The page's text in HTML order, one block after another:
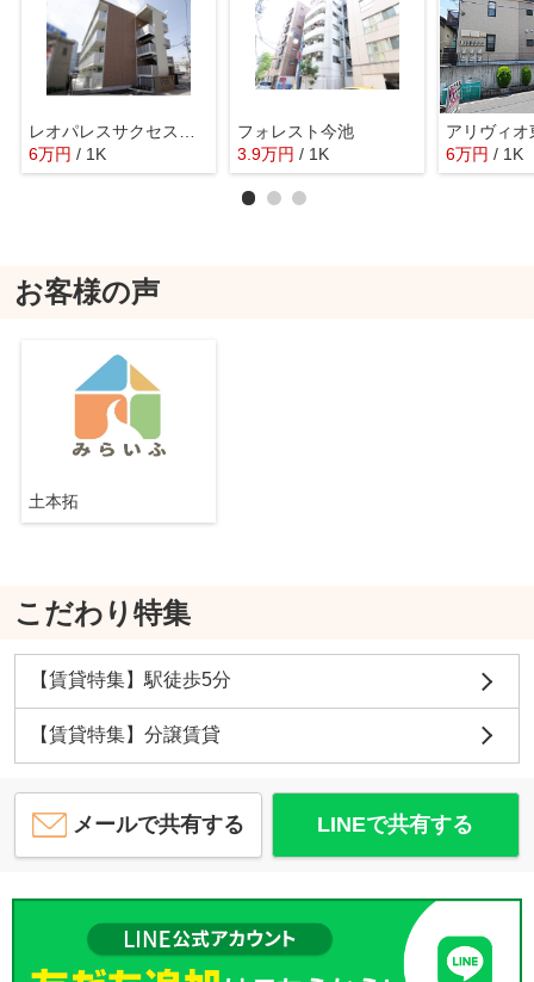
6万円 / 1K
フォレスト今池
3.9万円 / 1K
アリヴィオ
6万円 / 1K
お客様の声
土本拓
こだわり特集
【賃貸特集】駅徒歩5分
【賃貸特集】分譲賃貸
メールで共有する LINEで共有する